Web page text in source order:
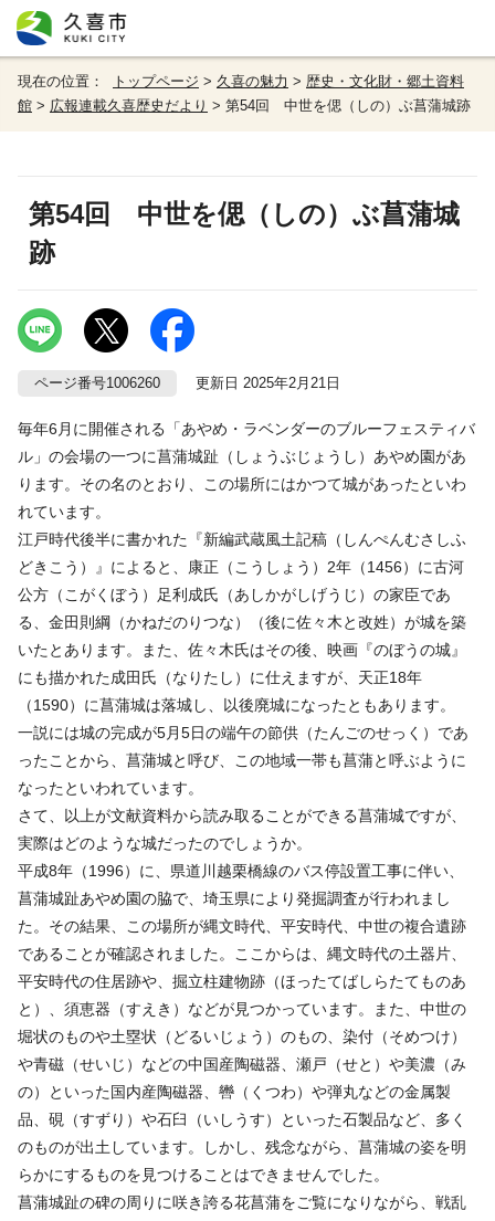
現在の位置： トップページ > 久喜の魅力 > 歴史・文化財・郷土資料
館 > 広報連載久喜歴史だより > 第54回 中世を偲（しの）ぶ菖蒲城跡
第54回 中世を偲（しの）ぶ菖蒲城
跡
ページ番号1006260 更新日 2025年2月21日
毎年6月に開催される「あやめ・ラベンダーのブルーフェスティバ
ル」の会場の一つに菖蒲城趾（しょうぶじょうし）あやめ園があ
ります。その名のとおり、この場所にはかつて城があったといわ
れています。
江戸時代後半に書かれた『新編武蔵風土記稿（しんぺんむさしふ
どきこう）』によると、康正（こうしょう）2年（1456）に古河
公方（こがくぼう）足利成氏（あしかがしげうじ）の家臣であ
る、金田則綱（かねだのりつな）（後に佐々木と改姓）が城を築
いたとあります。また、佐々木氏はその後、映画『のぼうの城』
にも描かれた成田氏（なりたし）に仕えますが、天正18年
（1590）に菖蒲城は落城し、以後廃城になったともあります。
一説には城の完成が5月5日の端午の節供（たんごのせっく）であ
ったことから、菖蒲城と呼び、この地域一帯も菖蒲と呼ぶように
なったといわれています。
さて、以上が文献資料から読み取ることができる菖蒲城ですが、
実際はどのような城だったのでしょうか。
平成8年（1996）に、県道川越栗橋線のバス停設置工事に伴い、
菖蒲城趾あやめ園の脇で、埼玉県により発掘調査が行われまし
た。その結果、この場所が縄文時代、平安時代、中世の複合遺跡
であることが確認されました。ここからは、縄文時代の土器片、
平安時代の住居跡や、掘立柱建物跡（ほったてばしらたてものあ
と）、須恵器（すえき）などが見つかっています。また、中世の
堀状のものや土塁状（どるいじょう）のもの、染付（そめつけ）
や青磁（せいじ）などの中国産陶磁器、瀬戸（せと）や美濃（み
の）といった国内産陶磁器、轡（くつわ）や弾丸などの金属製
品、硯（すずり）や石臼（いしうす）といった石製品など、多く
のものが出土しています。しかし、残念ながら、菖蒲城の姿を明
らかにするものを見つけることはできませんでした。
菖蒲城趾の碑の周りに咲き誇る花菖蒲をご覧になりながら、戦乱